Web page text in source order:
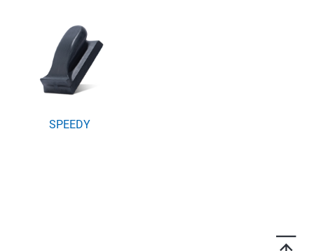
SPEEDY